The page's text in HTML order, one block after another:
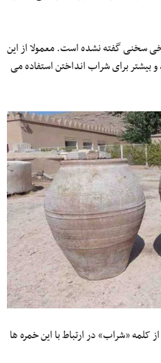
سخنی گفته نشده است. معمولا از این
بیشتر برای شراب انداختن استفاده می
کلمه «شراب» در ارتباط با این خمره ها